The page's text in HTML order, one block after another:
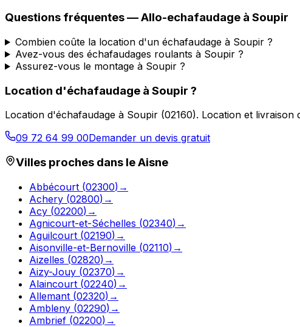
Questions fréquentes —Allo-echafaudage à Soupir
Combien coûte la location d'un échafaudage à Soupir ?
Avez-vous des échafaudages roulants à Soupir ?
Assurez-vous le montage à Soupir ?
Location d'échafaudage à Soupir ?
Location d'échafaudage à Soupir (02160). Location et livraison
09 72 64 99 00Demander un devis gratuit
Villes proches dans leAisne
Abbécourt (02300) →
Achery (02800) →
Acy (02200) →
Agnicourt-et-Séchelles (02340) →
Aguilcourt (02190) →
Aisonville-et-Bernoville (02110) →
Aizelles (02820) →
Aizy-Jouy (02370) →
Alaincourt (02240) →
Allemant (02320) →
Ambleny (02290) →
Ambrief (02200) →